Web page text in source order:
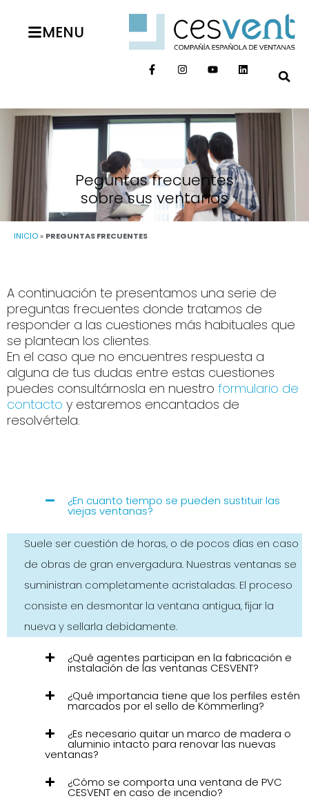
MENU
Peguntas frecuentes
sobre sus ventanas
INICIO» PREGUNTAS FRECUENTES
A continuación te presentamos una serie de
preguntas frecuentes donde tratamos de
responder a las cuestiones más habituales que
se plantean los clientes.
En el caso que no encuentres respuesta a
alguna de tus dudas entre estas cuestiones
puedes consultárnosla en nuestro formulario de
contacto y estaremos encantados de
resolvértela.
¿En cuanto tiempo se pueden sustituir las
viejas ventanas?
Suele ser cuestión de horas, o de pocos días en caso
de obras de gran envergadura. Nuestras ventanas se
suministran completamente acristaladas. El proceso
consiste en desmontar la ventana antigua, fijar la
nueva y sellarla debidamente.
¿Qué agentes participan en la fabricación e
instalación de las ventanas CESVENT?
¿Qué importancia tiene que los perfiles estén
marcados por el sello de Kömmerling?
¿Es necesario quitar un marco de madera o
aluminio intacto para renovar las nuevas
ventanas?
¿Cómo se comporta una ventana de PVC
CESVENT en caso de incendio?